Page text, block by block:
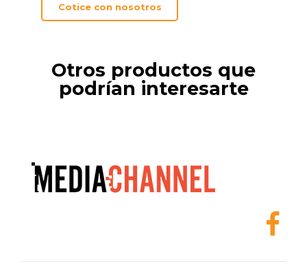
Cotice con nosotros
Otros productos que
podrían interesarte